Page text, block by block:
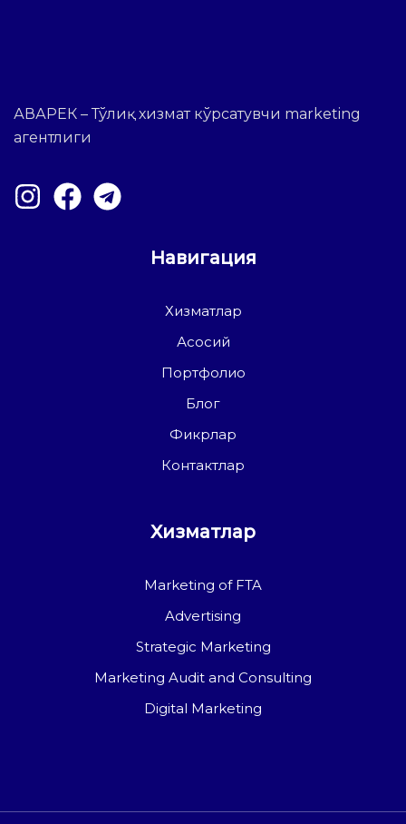
АВАРЕК – Тўлиқ хизмат кўрсатувчи marketing
агентлиги
Навигация
Хизматлар
Асосий
Портфолио
Блог
Фикрлар
Контактлар
Хизматлар
Marketing of FTA
Advertising
Strategic Marketing
Marketing Audit and Consulting
Digital Marketing